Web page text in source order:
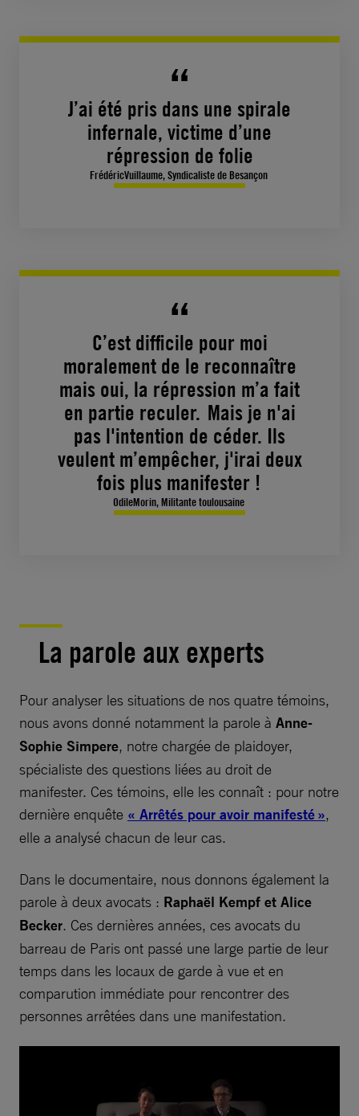
J’ai été pris dans une spirale
infernale, victime d’une
répression de folie
FrédéricVuillaume, Syndicaliste de Besançon
C’est difficile pour moi
moralement de le reconnaître
mais oui, la répression m’a fait
en partie reculer. Mais je n'ai
pas l'intention de céder. Ils
veulent m’empêcher, j'irai deux
fois plus manifester !
OdileMorin, Militante toulousaine
La parole aux experts
Pour analyser les situations de nos quatre témoins,
nous avons donné notamment la parole à Anne-
Sophie Simpere, notre chargée de plaidoyer,
spécialiste des questions liées au droit de
manifester. Ces témoins, elle les connaît : pour notre
dernière enquête « Arrêtés pour avoir manifesté »,
elle a analysé chacun de leur cas.
Dans le documentaire, nous donnons également la
parole à deux avocats : Raphaël Kempf et Alice
Becker. Ces dernières années, ces avocats du
barreau de Paris ont passé une large partie de leur
temps dans les locaux de garde à vue et en
comparution immédiate pour rencontrer des
personnes arrêtées dans une manifestation.